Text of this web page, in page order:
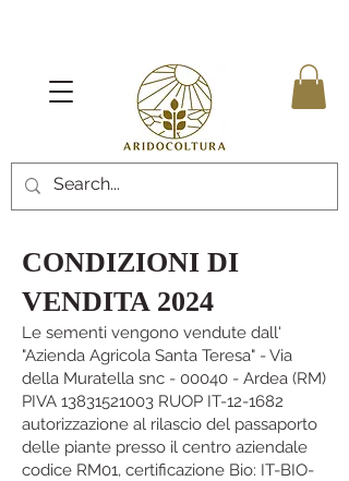
CONDIZIONI DI
VENDITA 2024
Le sementi vengono vendute dall'
"Azienda Agricola Santa Teresa" - Via
della Muratella snc - 00040 - Ardea (RM)
PIVA 13831521003 RUOP IT-12-1682
autorizzazione al rilascio del passaporto
delle piante presso il centro aziendale
codice RM01, certificazione Bio: IT-BIO-